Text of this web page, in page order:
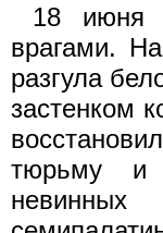
18 июня
врагами.
разгула
застенком
тюрьму и